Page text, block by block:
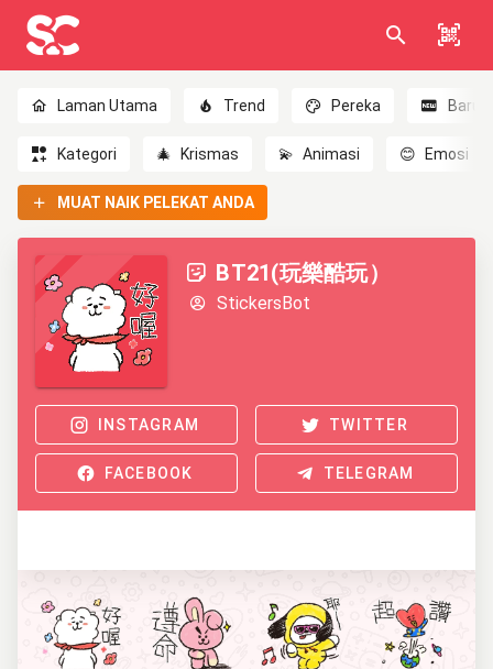
Laman Utama Trend Pereka Baru
Kategori 🎄 Krismas 💫 Animasi 😊 Emosi
MUAT NAIK PELEKAT ANDA
BT21(玩樂酷玩）
StickersBot
INSTAGRAM TWITTER
FACEBOOK TELEGRAM